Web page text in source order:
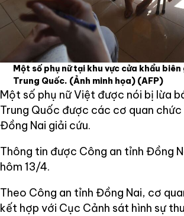
Một số phụ nữ tại khu vực cửa khẩu
Trung Quốc. (Ảnh minh họa) (AFP)
Một số phụ nữ Việt được nói bị lừa
Trung Quốc được các cơ quan
Đồng Nai giải cứu.
Thông tin được Công an tỉnh Đồng
hôm 13/4.
Theo Công an tỉnh Đồng Nai, cơ
kết hợp với Cục Cảnh sát hình sự